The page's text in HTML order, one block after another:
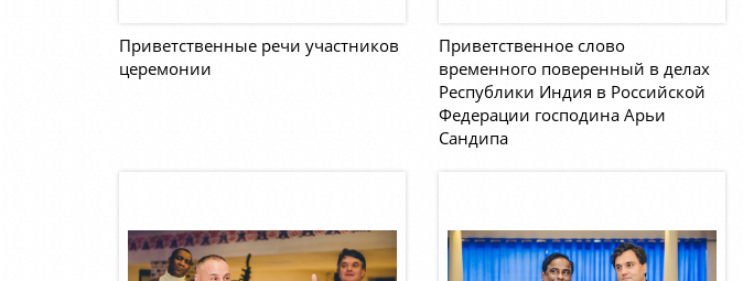
Приветственные речи участников
церемонии
Приветственное слово
временного поверенный в делах
Республики Индия в Российской
Федерации господина Арьи
Сандипа